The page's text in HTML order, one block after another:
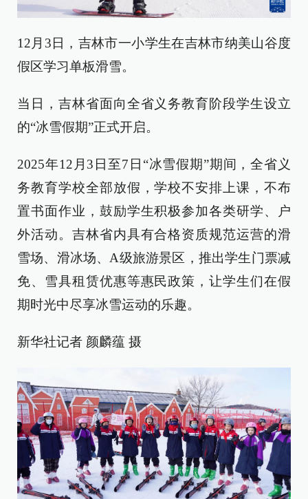
12月3日，吉林市一小学生在吉林市纳美山谷度
假区学习单板滑雪。
当日，吉林省面向全省义务教育阶段学生设立
的“冰雪假期”正式开启。
2025年12月3日至7日“冰雪假期”期间，全省义
务教育学校全部放假，学校不安排上课，不布
置书面作业，鼓励学生积极参加各类研学、户
外活动。吉林省内具有合格资质规范运营的滑
雪场、滑冰场、A级旅游景区，推出学生门票减
免、雪具租赁优惠等惠民政策，让学生们在假
期时光中尽享冰雪运动的乐趣。
新华社记者 颜麟蕴 摄